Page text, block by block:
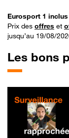
Eurosport 1
Prix des offres et
jusqu’au 19/08/
Les bons